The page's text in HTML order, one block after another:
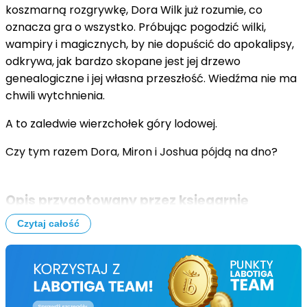
koszmarną rozgrywkę, Dora Wilk już rozumie, co
oznacza gra o wszystko. Próbując pogodzić wilki,
wampiry i magicznych, by nie dopuścić do apokalipsy,
odkrywa, jak bardzo skopane jest jej drzewo
genealogiczne i jej własna przeszłość. Wiedźma nie ma
chwili wytchnienia.
A to zaledwie wierzchołek góry lodowej.
Czy tym razem Dora, Miron i Joshua pójdą na dno?
Opis przygotowany przez księgarnię
Labotiga:
Magia płodności i magia północy? Okazuje się, że w
żyłach Dory Wilk płynie coś jeszcze. Wiedźma musi
zmierzyć się z nowymi informacjami dotyczącymi
swojego pochodzenia. Jej drzewo genealogiczne kryje
Czytaj całość